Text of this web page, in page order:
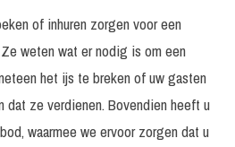
of inhuren zorgen voor een
weten wat er nodig is om een
het ijs te breken of uw gasten
dat ze verdienen. Bovendien heeft u
waarmee we ervoor zorgen dat u